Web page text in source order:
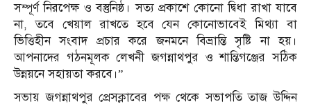
সম্পূর্ণ নিরপেক্ষ ও বস্তুনিষ্ঠ। সত্য প্রকাশে কোনো দ্বিধা রাখা যাবে
না, তবে খেয়াল রাখতে হবে যেন কোনোভাবেই মিথ্যা বা
ভিত্তিহীন সংবাদ প্রচার করে জনমনে বিভ্রান্তি সৃষ্টি না হয়।
আপনাদের গঠনমূলক লেখনী জগন্নাথপুর ও শান্তিগঞ্জের সঠিক
উন্নয়নে সহায়তা করবে।”
সভায় জগন্নাথপুর প্রেসক্লাবের পক্ষ থেকে সভাপতি তাজ উদ্দিন